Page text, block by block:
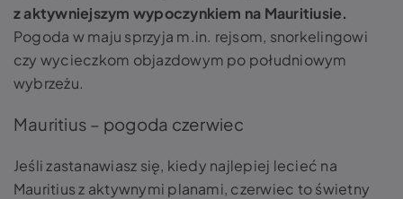
z aktywniejszym wypoczynkiem na Mauritiusie.
Pogoda w maju sprzyja m.in. rejsom, snorkelingowi
czy wycieczkom objazdowym po południowym
wybrzeżu.
Mauritius – pogoda czerwiec
Jeśli zastanawiasz się, kiedy najlepiej lecieć na
Mauritius z aktywnymi planami, czerwiec to świetny